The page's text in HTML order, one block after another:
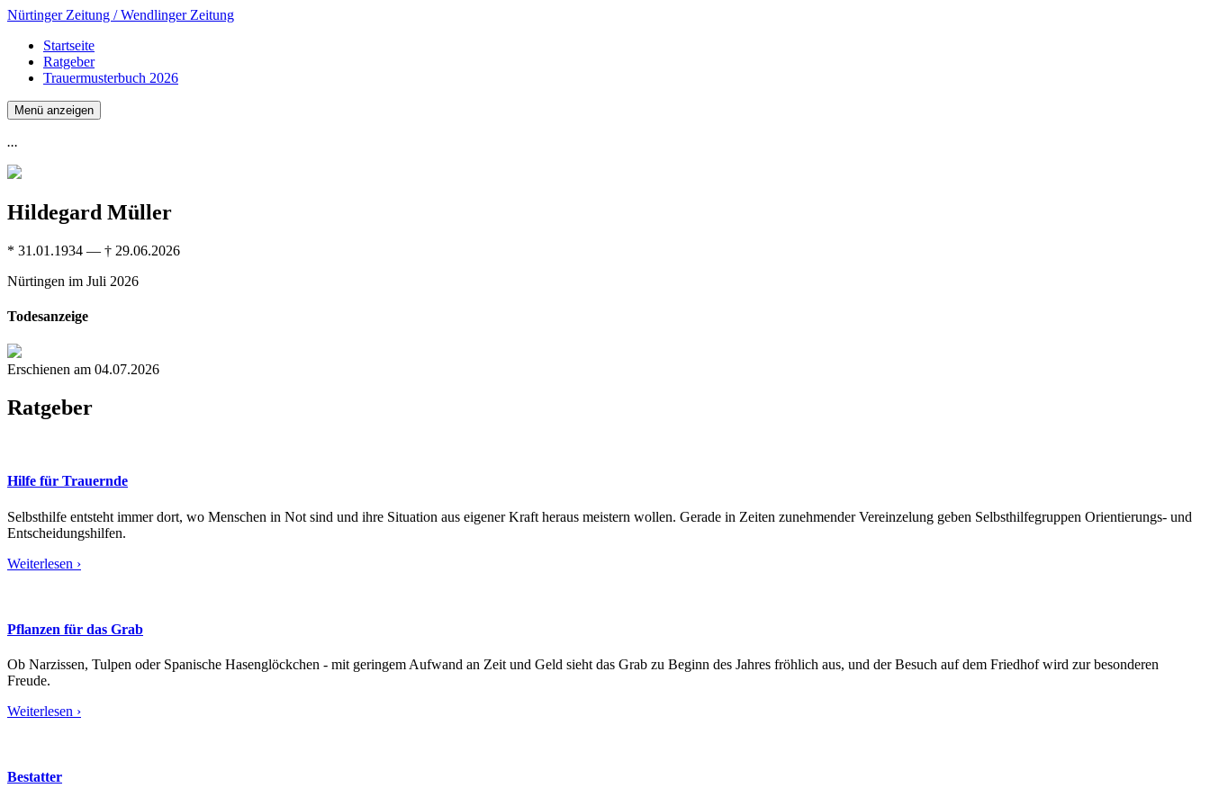
Nürtinger Zeitung / Wendlinger Zeitung
Startseite
Ratgeber
Trauermusterbuch 2026
Menü anzeigen
...
Hildegard Müller
* 31.01.1934 — † 29.06.2026
Nürtingen im Juli 2026
Todesanzeige
Erschienen am 04.07.2026
Ratgeber
Hilfe für Trauernde
Selbsthilfe entsteht immer dort, wo Menschen in Not sind und ihre Situation aus eigener Kraft heraus meistern wollen. Gerade in Zeiten zunehmender Vereinzelung geben Selbsthilfegruppen Orientierungs- und
Entscheidungshilfen.
Weiterlesen ›
Pflanzen für das Grab
Ob Narzissen, Tulpen oder Spanische Hasenglöckchen - mit geringem Aufwand an Zeit und Geld sieht das Grab zu Beginn des Jahres fröhlich aus, und der Besuch auf dem Friedhof wird zur besonderen
Freude.
Weiterlesen ›
Bestatter